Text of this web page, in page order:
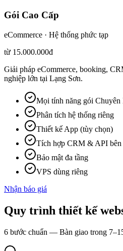
Gói Cao Cấp
eCommerce · Hệ thống phức tạp
từ 15.000.000đ
Giải pháp eCommerce, booking,
nghiệp lớn tại Lạng Sơn.
Mọi tính năng gói Chuyên
Phân tích hệ thống riêng
Thiết kế App (tùy chọn)
Tích hợp CRM & API bên
Bảo mật đa tầng
VPS dùng riêng
Nhận báo giá
Quy trình thiết kế
6 bước chuẩn — Bàn giao trong